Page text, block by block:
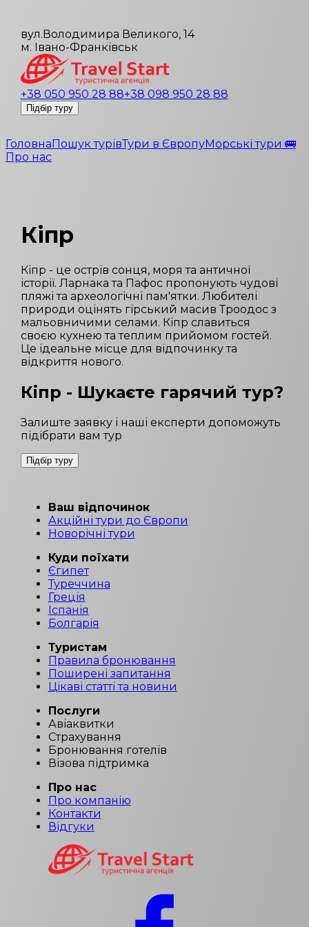
вул.Володимира Великого, 14
м. Івано-Франківськ
+38 050 950 28 88+38 098 950 28 88
Підбір туру
ГоловнаПошук турівТури в ЄвропуМорські тури 🚌
Про нас
Кіпр
Кіпр - це острів сонця, моря та античної
історії. Ларнака та Пафос пропонують чудові
пляжі та археологічні пам'ятки. Любителі
природи оцінять гірський масив Троодос з
мальовничими селами. Кіпр славиться
своєю кухнею та теплим прийомом гостей.
Це ідеальне місце для відпочинку та
відкриття нового.
Кіпр - Шукаєте гарячий тур?
Залиште заявку і наші експерти допоможуть
підібрати вам тур
Підбір туру
Ваш відпочинок
Акційні тури до Європи
Новорічні тури
Куди поїхати
Єгипет
Туреччина
Греція
Іспанія
Болгарія
Туристам
Правила бронювання
Поширені запитання
Цікаві статті та новини
Послуги
Авіаквитки
Страхування
Бронювання готелів
Візова підтримка
Про нас
Про компанію
Контакти
Відгуки